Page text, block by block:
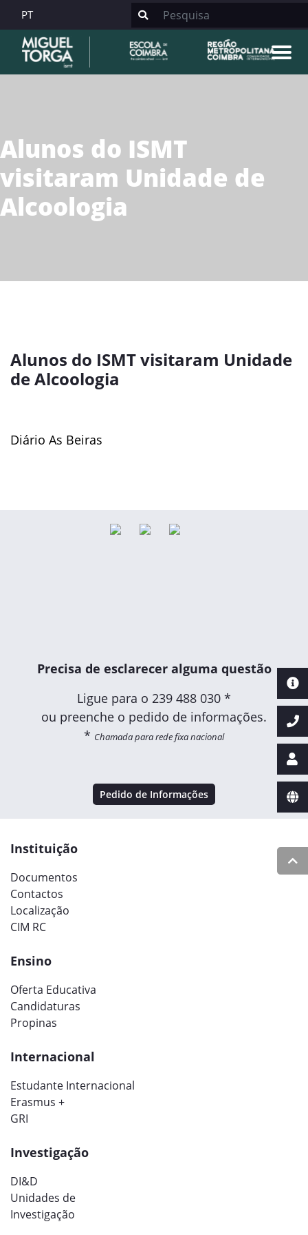
PT
Alunos do ISMT
visitaram Unidade de
Alcoologia
Alunos do ISMT visitaram Unidade
de Alcoologia
Diário As Beiras
Precisa de esclarecer alguma questão
Ligue para o 239 488 030 *
ou preenche o pedido de informações.
* Chamada para rede fixa nacional
Pedido de Informações
Instituição
Documentos
Contactos
Localização
CIM RC
Ensino
Oferta Educativa
Candidaturas
Propinas
Internacional
Estudante Internacional
Erasmus +
GRI
Investigação
DI&D
Unidades de
Investigação